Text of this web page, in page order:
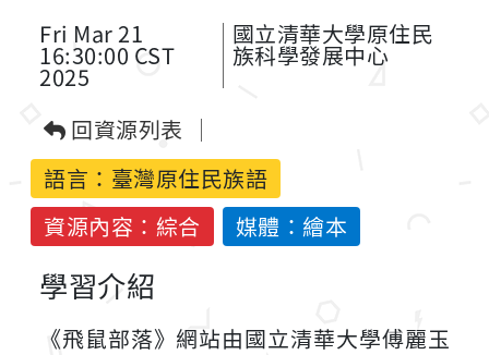
Fri Mar 21
16:30:00 CST
2025
國立清華大學原住民
族科學發展中心
回資源列表
語言： 臺灣原住民族語
資源內容：綜合
媒體：繪本
學習介紹
《飛鼠部落》網站由國立清華大學傅麗玉